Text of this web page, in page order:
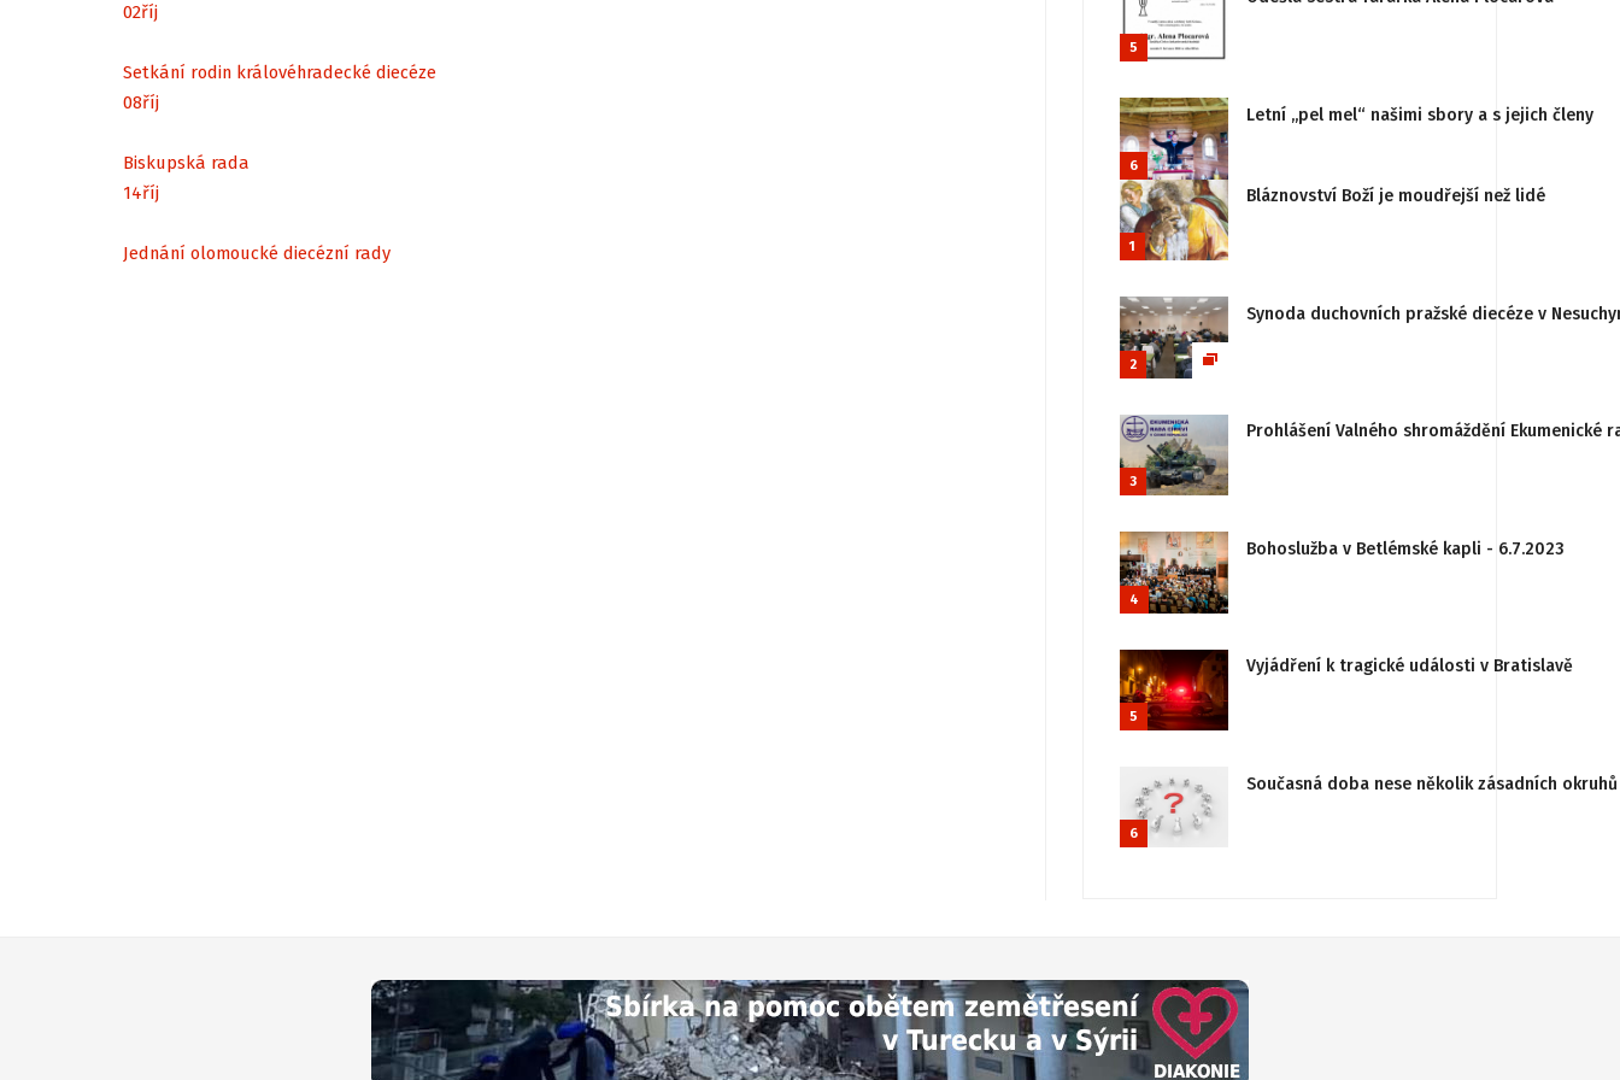
02říj
Setkání rodin královéhradecké diecéze
08říj
Biskupská rada
14říj
Jednání olomoucké diecézní rady
5
6
Letní „pel mel“ našimi sbory a s jejich členy
1
Bláznovství Boží je moudřejší než lidé
2
Synoda duchovních pražské diecéze v
3
Prohlášení Valného shromáždění
4
Bohoslužba v Betlémské kapli - 6.7.2023
5
Vyjádření k tragické události v Bratislavě
6
Současná doba nese několik zásadních